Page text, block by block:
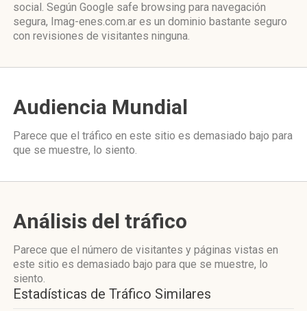
social. Según Google safe browsing para navegación
segura, Imag-enes.com.ar es un dominio bastante seguro
con revisiones de visitantes ninguna.
Audiencia Mundial
Parece que el tráfico en este sitio es demasiado bajo para
que se muestre, lo siento.
Análisis del tráfico
Parece que el número de visitantes y páginas vistas en
este sitio es demasiado bajo para que se muestre, lo
siento.
Estadísticas de Tráfico Similares